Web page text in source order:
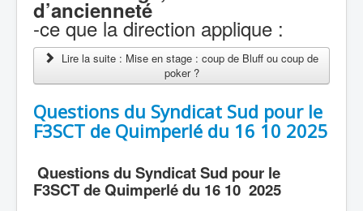
d’ancienneté
-ce que la direction applique :
Lire la suite : Mise en stage : coup de Bluff ou coup de
poker ?
Questions du Syndicat Sud pour le
F3SCT de Quimperlé du 16 10 2025
Questions du Syndicat Sud pour le
F3SCT de Quimperlé du 16 10 2025